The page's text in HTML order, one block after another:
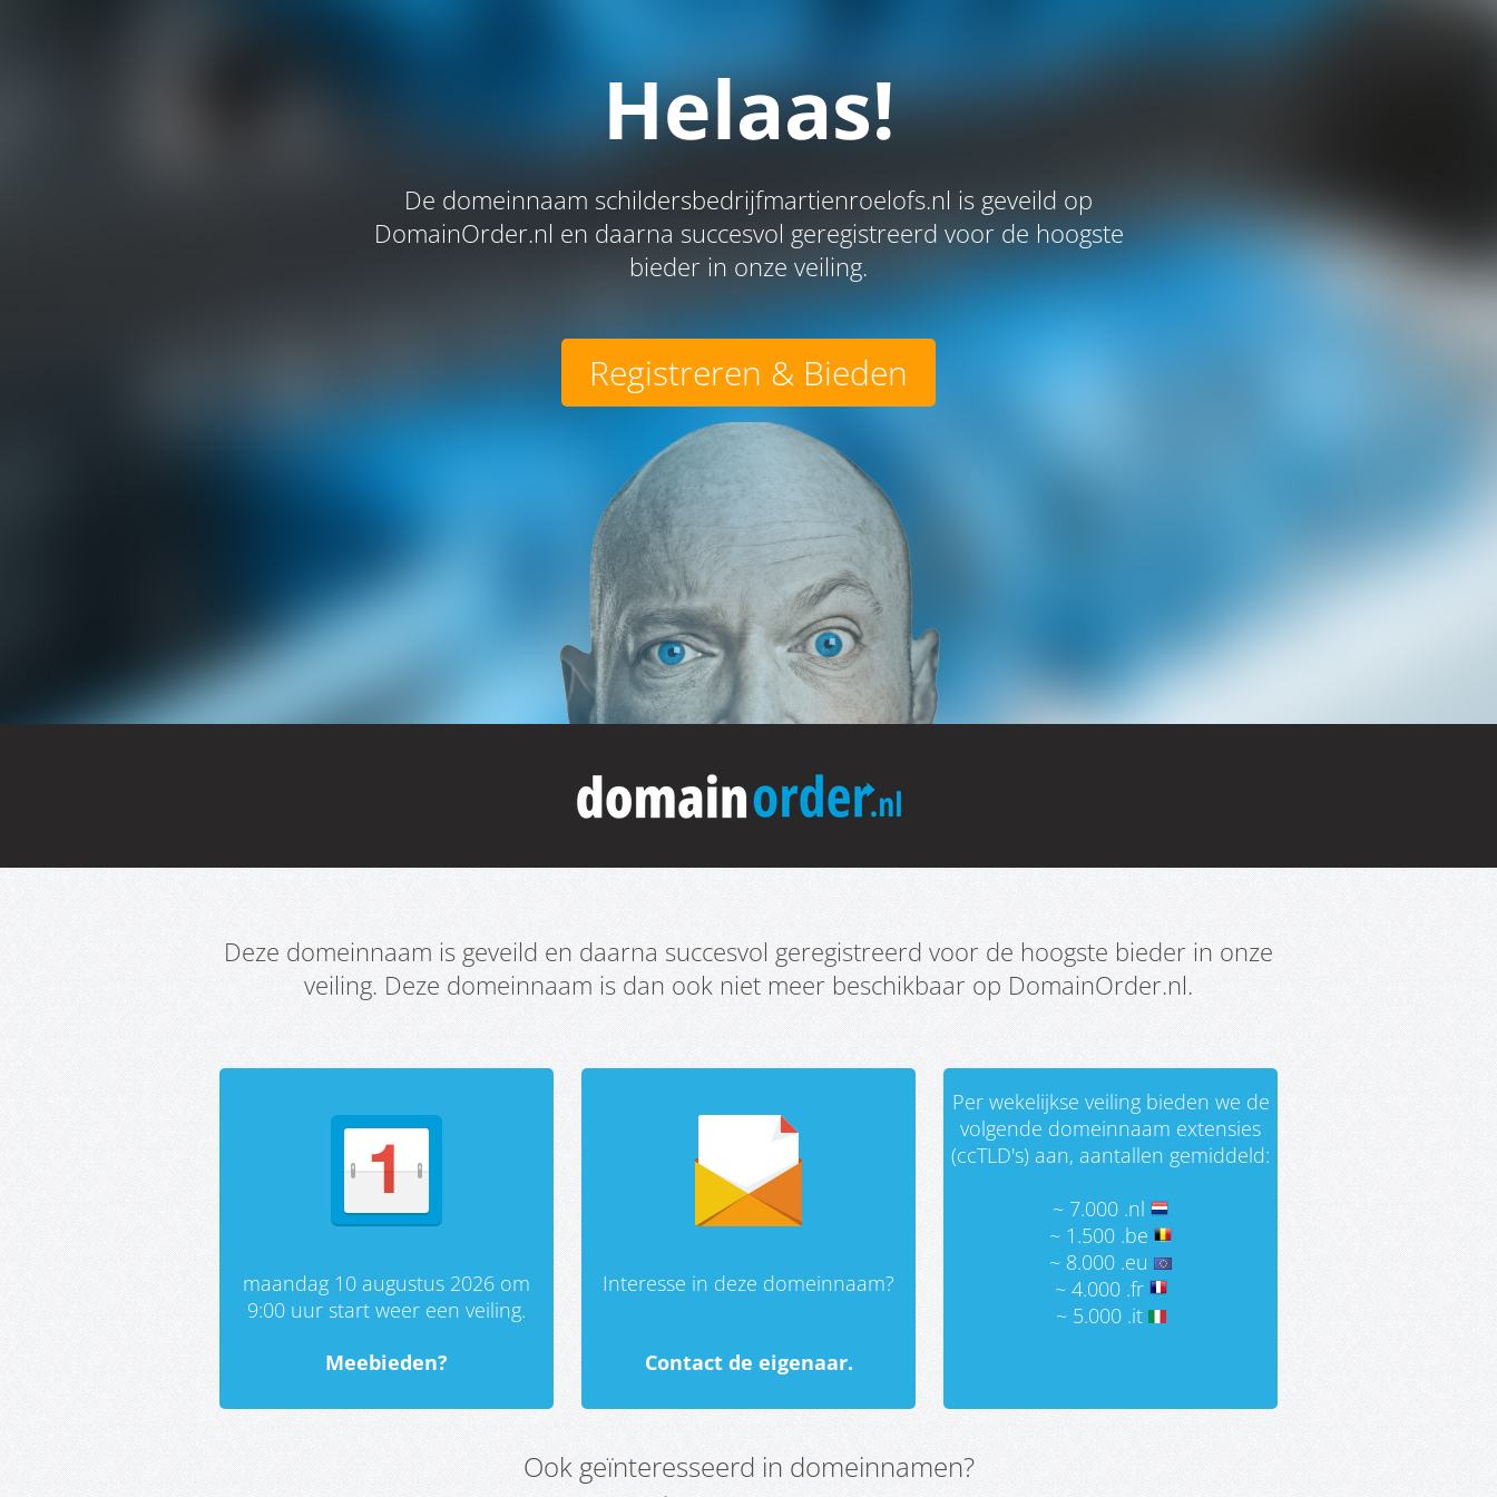
Helaas!
De domeinnaam schildersbedrijfmartienroelofs.nl is geveild op
DomainOrder.nl en daarna succesvol geregistreerd voor de hoogste
bieder in onze veiling.
Registreren & Bieden
Deze domeinnaam is geveild en daarna succesvol geregistreerd voor de hoogste bieder in onze
veiling. Deze domeinnaam is dan ook niet meer beschikbaar op DomainOrder.nl.
maandag 10 augustus 2026 om
9:00 uur start weer een veiling.
Meebieden?
Interesse in deze domeinnaam?
Contact de eigenaar.
Per wekelijkse veiling bieden we de
volgende domeinnaam extensies
(ccTLD's) aan, aantallen gemiddeld:
~ 7.000 .nl
~ 1.500 .be
~ 8.000 .eu
~ 4.000 .fr
~ 5.000 .it
Ook geïnteresseerd in domeinnamen?